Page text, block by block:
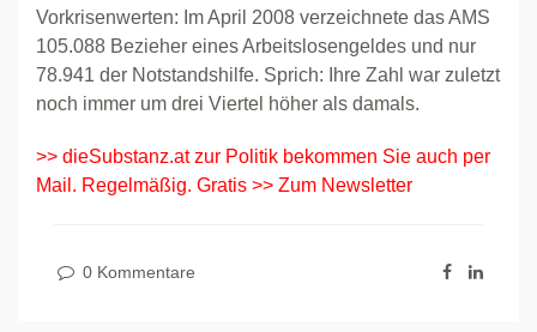
Vorkrisenwerten: Im April 2008 verzeichnete das AMS
105.088 Bezieher eines Arbeitslosengeldes und nur
78.941 der Notstandshilfe. Sprich: Ihre Zahl war zuletzt
noch immer um drei Viertel höher als damals.
>> dieSubstanz.at zur Politik bekommen Sie auch per
Mail. Regelmäßig. Gratis >> Zum Newsletter
0 Kommentare